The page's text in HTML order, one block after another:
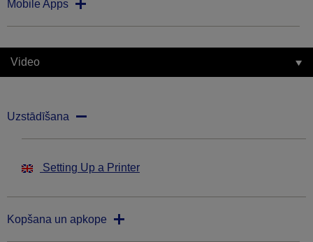
Mobile Apps
Video
Uzstādīšana
Setting Up a Printer
Kopšana un apkope